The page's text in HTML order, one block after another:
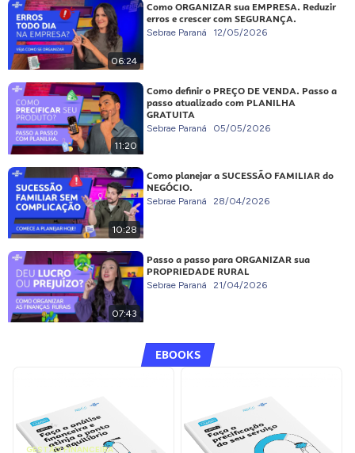
06:24
Como ORGANIZAR sua EMPRESA. Reduzir
erros e crescer com SEGURANÇA.
Sebrae Paraná 12/05/2026
11:20
Como definir o PREÇO DE VENDA. Passo a
passo atualizado com PLANILHA
GRATUITA
Sebrae Paraná 05/05/2026
10:28
Como planejar a SUCESSÃO FAMILIAR do
NEGÓCIO.
Sebrae Paraná 28/04/2026
07:43
Passo a passo para ORGANIZAR sua
PROPRIEDADE RURAL
Sebrae Paraná 21/04/2026
EBOOKS
GESTÃO FINANCEIRA